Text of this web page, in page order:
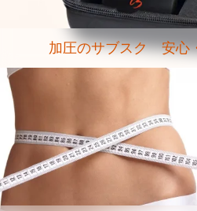
加圧のサブスク 安心